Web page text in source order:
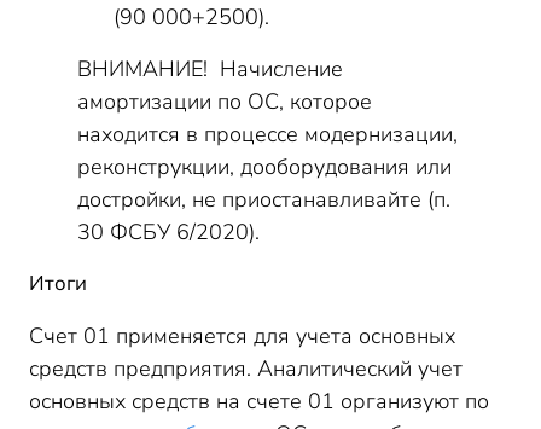
(90 000+2500).
ВНИМАНИЕ! Начисление
амортизации по ОС, которое
находится в процессе модернизации,
реконструкции, дооборудования или
достройки, не приостанавливайте (п.
30 ФСБУ 6/2020).
Итоги
Счет 01 применяется для учета основных
средств предприятия. Аналитический учет
основных средств на счете 01 организуют по